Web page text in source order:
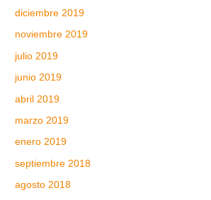
diciembre 2019
noviembre 2019
julio 2019
junio 2019
abril 2019
marzo 2019
enero 2019
septiembre 2018
agosto 2018